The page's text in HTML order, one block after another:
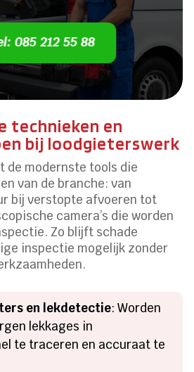
085 212 55 88
technieken en
bij loodgieterswerk
de modernste tools die
van de branche: van
bij verstopte afvoeren tot
camera’s die worden
Zo blijft schade
inspectie mogelijk zonder
en lekdetectie: Worden
lekkages in
te traceren en accuraat te